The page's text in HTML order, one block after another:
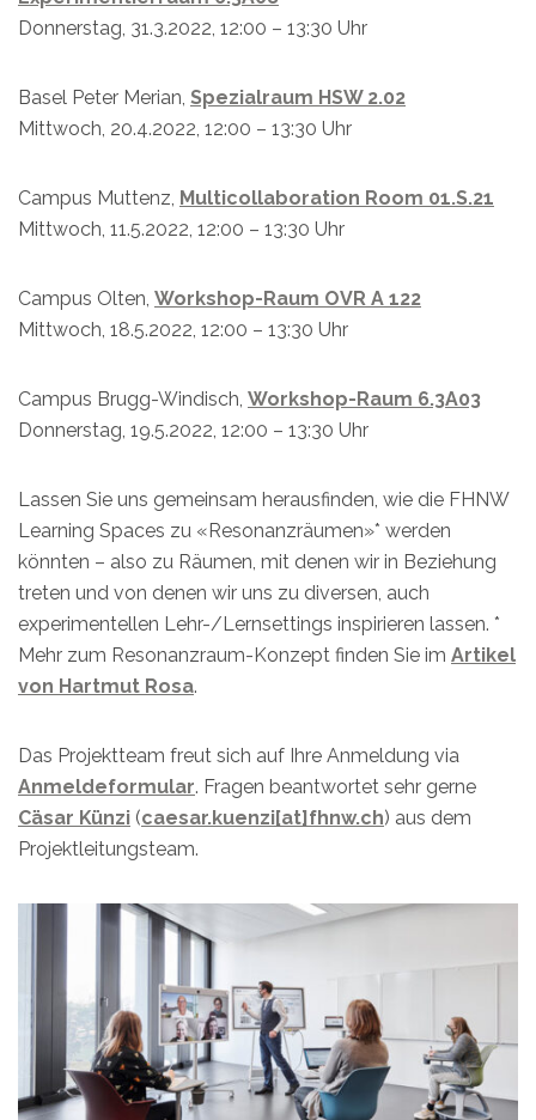
Donnerstag, 31.3.2022, 12:00 – 13:30 Uhr
Basel Peter Merian, Spezialraum HSW 2.02
Mittwoch, 20.4.2022, 12:00 – 13:30 Uhr
Campus Muttenz, Multicollaboration Room 01.S.21
Mittwoch, 11.5.2022, 12:00 – 13:30 Uhr
Campus Olten, Workshop-Raum OVR A 122
Mittwoch, 18.5.2022, 12:00 – 13:30 Uhr
Campus Brugg-Windisch, Workshop-Raum 6.3A03
Donnerstag, 19.5.2022, 12:00 – 13:30 Uhr
Lassen Sie uns gemeinsam herausfinden, wie die FHNW
Learning Spaces zu «Resonanzräumen»* werden
könnten – also zu Räumen, mit denen wir in Beziehung
treten und von denen wir uns zu diversen, auch
experimentellen Lehr-/Lernsettings inspirieren lassen. *
Mehr zum Resonanzraum-Konzept finden Sie im Artikel
von Hartmut Rosa.
Das Projektteam freut sich auf Ihre Anmeldung via
Anmeldeformular. Fragen beantwortet sehr gerne
Cäsar Künzi (caesar.kuenzi[at]fhnw.ch) aus dem
Projektleitungsteam.